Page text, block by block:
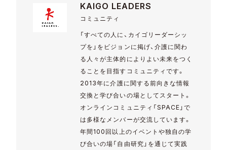
KAIGO LEADERS
コミュニティ
「すべての人に、カイゴリーダーシッ
プを」をビジョンに掲げ、介護に関わ
る人々が主体的によりよい未来をつく
ることを目指すコミュニティです。
2013年に介護に関する前向きな情報
交換と学び合いの場としてスタート。
オンラインコミュニティ「SPACE」で
は多様なメンバーが交流しています。
年間100回以上のイベントや独自の学
び合いの場「自由研究」を通じて実践